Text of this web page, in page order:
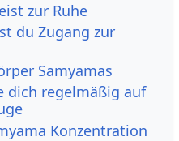
zur Ruhe
du Zugang zur
Samyamas
dich regelmäßig auf
Konzentration